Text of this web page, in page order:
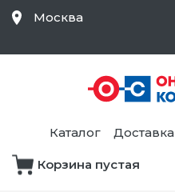
Москва
Каталог Доставка
Корзина пустая
Средства Контроля
Статического
Электричества и
Безопасности,
Товары для Чистых